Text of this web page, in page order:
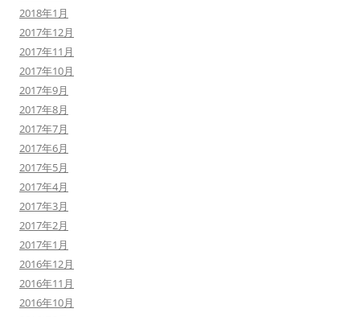
2018年1月
2017年12月
2017年11月
2017年10月
2017年9月
2017年8月
2017年7月
2017年6月
2017年5月
2017年4月
2017年3月
2017年2月
2017年1月
2016年12月
2016年11月
2016年10月